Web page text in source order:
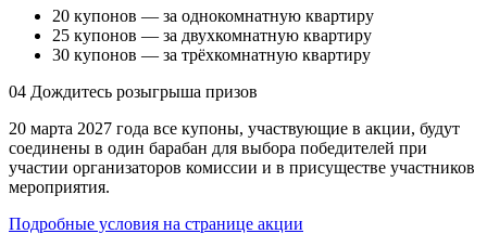
20 купонов — за однокомнатную квартиру
25 купонов — за двухкомнатную квартиру
30 купонов — за трёхкомнатную квартиру
04 Дождитесь розыгрыша призов
20 марта 2027 года все купоны, участвующие в акции, будут
соединены в один барабан для выбора победителей при
участии организаторов комиссии и в присуществе участников
мероприятия.
Подробные условия на странице акции